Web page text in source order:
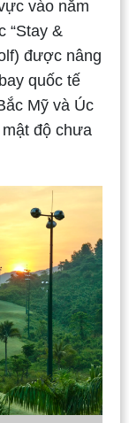
vào năm
“Stay &
được nâng
quốc tế
Mỹ và Úc
độ chưa